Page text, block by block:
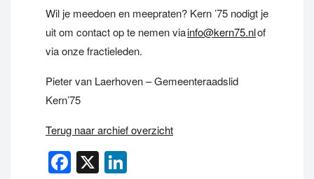
Wil je meedoen en meepraten? Kern ’75 nodigt je
uit om contact op te nemen viainfo@kern75.nlof
via onze fractieleden.
Pieter van Laerhoven – Gemeenteraadslid
Kern’75
Terug naar archief overzicht
Facebook
X